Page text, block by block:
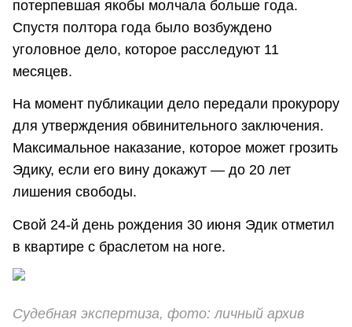
потерпевшая якобы молчала больше года.
Спустя полтора года было возбуждено
уголовное дело, которое расследуют 11
месяцев.
На момент публикации дело передали прокурору
для утверждения обвинительного заключения.
Максимальное наказание, которое может грозить
Эдику, если его вину докажут — до 20 лет
лишения свободы.
Свой 24-й день рождения 30 июня Эдик отметил
в квартире с браслетом на ноге.
Судебная экспертиза, фото: личный архив